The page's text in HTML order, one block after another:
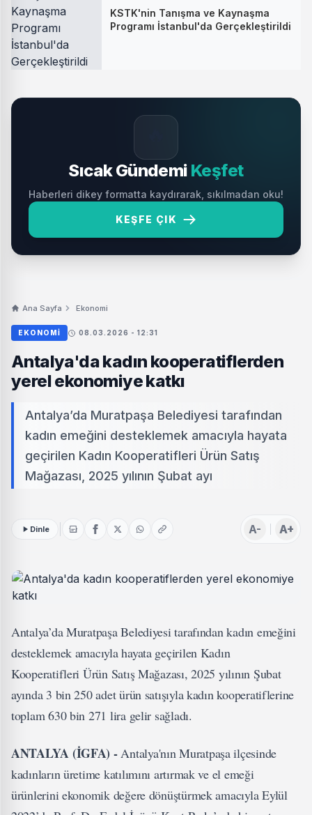
KSTK'nin Tanışma ve Kaynaşma
Programı İstanbul'da Gerçekleştirildi
Sıcak Gündemi Keşfet
Haberleri dikey formatta kaydırarak, sıkılmadan oku!
KEŞFE ÇIK
Ana Sayfa Ekonomi
EKONOMI 08.03.2026 - 12:31
Antalya'da kadın kooperatiflerden
yerel ekonomiye katkı
Antalya’da Muratpaşa Belediyesi tarafından
kadın emeğini desteklemek amacıyla hayata
geçirilen Kadın Kooperatifleri Ürün Satış
Mağazası, 2025 yılının Şubat ayı
Dinle A- A+
Antalya’da Muratpaşa Belediyesi tarafından kadın emeğini
desteklemek amacıyla hayata geçirilen Kadın
Kooperatifleri Ürün Satış Mağazası, 2025 yılının Şubat
ayında 3 bin 250 adet ürün satışıyla kadın kooperatiflerine
toplam 630 bin 271 lira gelir sağladı.
ANTALYA (İGFA) -Antalya'nın Muratpaşa ilçesinde
kadınların üretime katılımını artırmak ve el emeği
ürünlerini ekonomik değere dönüştürmek amacıyla Eylül